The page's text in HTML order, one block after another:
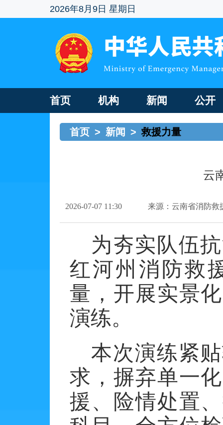
2026年8月9日 星期日
首页 机构 新闻 公开
首页 > 新闻 > 救援力量
云
2026-07-07 11:30 来源：云南省消防救
为夯实队伍
红河州消防救
量，开展实景
演练。
本次演练紧
求，摒弃单一
援、险情处置